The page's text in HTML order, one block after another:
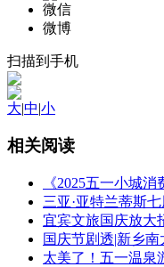
微信
微博
扫描到手机
大|中|小
相关阅读
《2025五一小城消
三亚·亚特兰蒂斯
宜宾文旅国庆放大
国庆节剧透|新乡南
太美了！五一温泉